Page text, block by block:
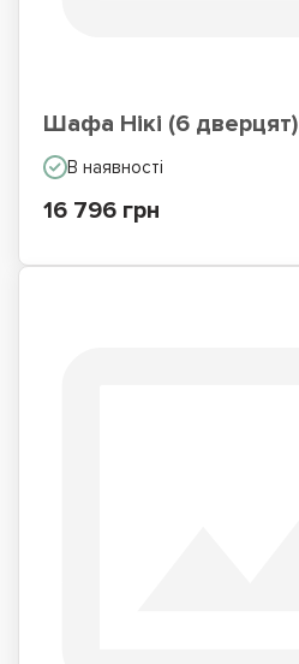
Шафа Нікі (6 дверцят)
В наявності
16 796 грн